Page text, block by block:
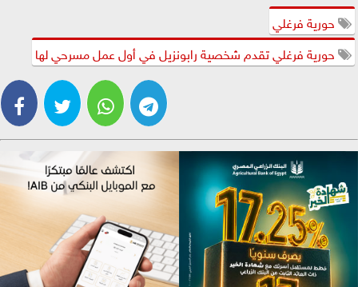
حورية فرغلي
حورية فرغلي تقدم شخصية رابونزيل في أول عمل مسرحي لها